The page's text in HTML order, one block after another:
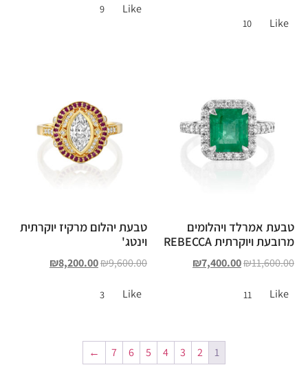
Like
10
Like
9
טבעת אמרלד ויהלומים
מרובעת ויוקרתית REBECCA
₪11,600.00
₪7,400.00
Like
11
טבעת יהלום מרקיז יוקרתית
וינטג'
₪9,600.00
₪8,200.00
Like
3
1
2
3
4
5
6
7
←